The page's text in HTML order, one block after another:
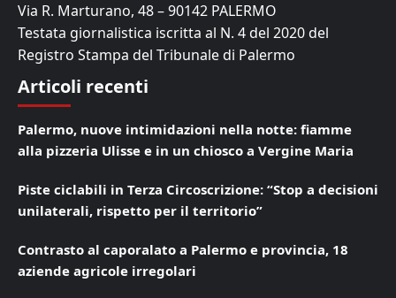
Via R. Marturano, 48 – 90142 PALERMO
Testata giornalistica iscritta al N. 4 del 2020 del
Registro Stampa del Tribunale di Palermo
Articoli recenti
Palermo, nuove intimidazioni nella notte: fiamme
alla pizzeria Ulisse e in un chiosco a Vergine Maria
Piste ciclabili in Terza Circoscrizione: “Stop a decisioni
unilaterali, rispetto per il territorio”
Contrasto al caporalato a Palermo e provincia, 18
aziende agricole irregolari